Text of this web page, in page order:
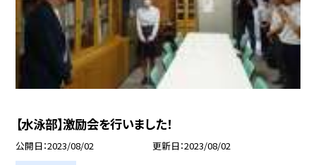
【水泳部】激励会を行いました！
公開日 2023/08/02 更新日 2023/08/02